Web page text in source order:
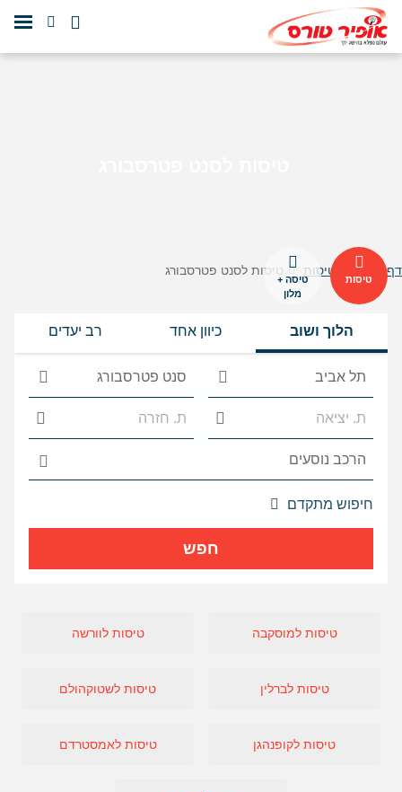
דף הבית טיסות טיסות לסנט פטרסבורג
טיסות
טיסה +
מלון
הלוך ושוב כיוון אחד רב יעדים
חפש
חיפוש מתקדם
אפשרויות
הנוספות
טיסות למוסקבה טיסות לוורשה
טיסות לברלין טיסות לשטוקהולם
טיסות לקופנהגן טיסות לאמסטרדם